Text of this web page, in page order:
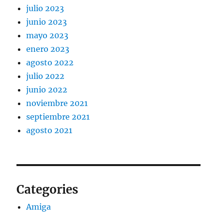
julio 2023
junio 2023
mayo 2023
enero 2023
agosto 2022
julio 2022
junio 2022
noviembre 2021
septiembre 2021
agosto 2021
Categories
Amiga